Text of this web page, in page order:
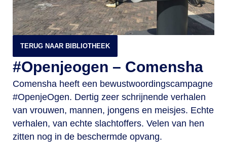
TERUG NAAR BIBLIOTHEEK
#Openjeogen – Comensha
Comensha heeft een bewustwoordingscampagne
#OpenjeOgen. Dertig zeer schrijnende verhalen
van vrouwen, mannen, jongens en meisjes. Echte
verhalen, van echte slachtoffers. Velen van hen
zitten nog in de beschermde opvang.